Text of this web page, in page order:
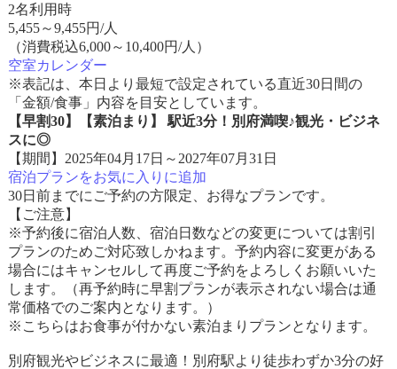
2名利用時
5,455～9,455円/人
（消費税込6,000～10,400円/人）
空室カレンダー
※表記は、本日より最短で設定されている直近30日間の
「金額/食事」内容を目安としています。
【早割30】【素泊まり】 駅近3分！別府満喫♪観光・ビジネ
スに◎
【期間】2025年04月17日～2027年07月31日
宿泊プランをお気に入りに追加
30日前までにご予約の方限定、お得なプランです。
【ご注意】
※予約後に宿泊人数、宿泊日数などの変更については割引
プランのためご対応致しかねます。予約内容に変更がある
場合にはキャンセルして再度ご予約をよろしくお願いいた
します。（再予約時に早割プランが表示されない場合は通
常価格でのご案内となります。）
※こちらはお食事が付かない素泊まりプランとなります。
別府観光やビジネスに最適！別府駅より徒歩わずか3分の好